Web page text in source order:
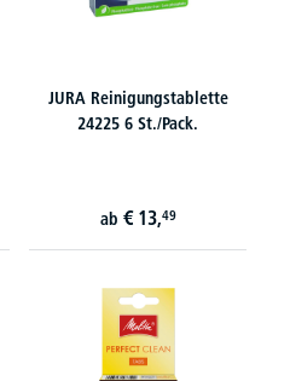
JURA Reinigungstablette
24225 6 St./Pack.
ab € 13,49